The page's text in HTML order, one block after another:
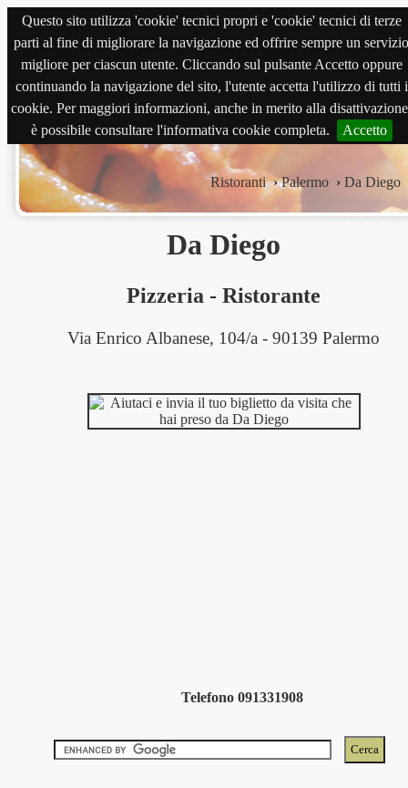
Questo sito utilizza 'cookie' tecnici propri e 'cookie' tecnici di terze
parti al fine di migliorare la navigazione ed offrire sempre un servizio
migliore per ciascun utente. Cliccando sul pulsante Accetto oppure
continuando la navigazione del sito, l'utente accetta l'utilizzo di tutti i
cookie. Per maggiori informazioni, anche in merito alla
è possibile consultare l'informativa cookie completa.
Accetto
magnabene.com
Ristoranti ›Palermo › Da Diego
Da Diego
Pizzeria -Ristorante
Via Enrico Albanese, 104/a - 90139 Palermo
Telefono 091331908